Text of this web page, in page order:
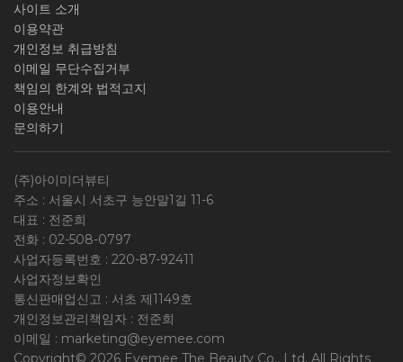
사이트 소개
이용약관
개인정보 취급방침
이메일 무단수집거부
책임의 한계와 법적고지
이용안내
문의하기
(주)아이미더뷰티
주소 : 서울시 서초구 능안말1길 11-6
대표 : 전준희
전화 : 02-508-0797
사업자등록번호 : 220-87-92411
사업자정보확인
통신판매업신고 : 서초 제1149호
개인정보관리책임자 : 전준희
이메일 : marketing@eyemee.com
Copyright© 2026 Eyemee The Beauty Co., Ltd. All Rights